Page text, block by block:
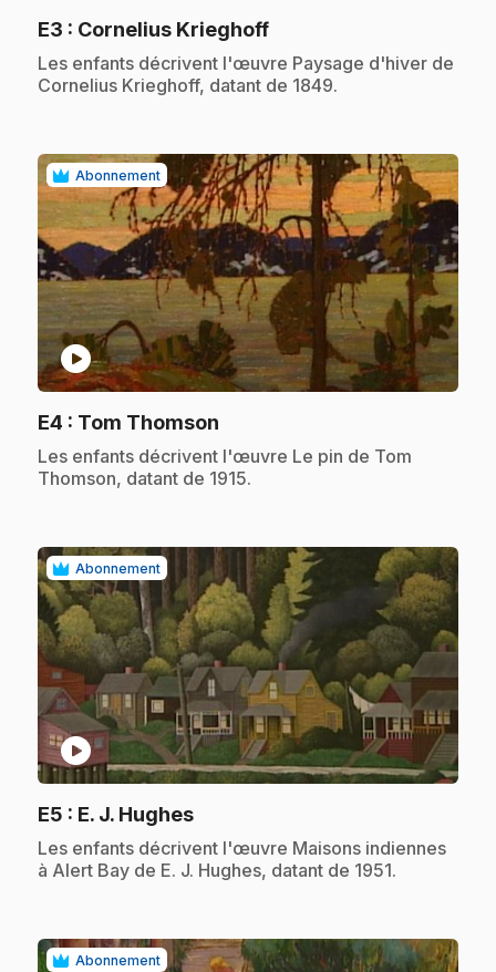
E3 : Cornelius Krieghoff.
.Les enfants décrivent l'œuvre Paysage d'hiver de
Cornelius Krieghoff, datant de 1849.
Abonnement
play_circle
E4 : Tom Thomson
.Les enfants décrivent l'œuvre Le pin de Tom
Thomson, datant de 1915.
Abonnement
play_circle
E5 : E. J. Hughes.
.Les enfants décrivent l'œuvre Maisons indiennes
à Alert Bay de E. J. Hughes, datant de 1951.
Abonnement